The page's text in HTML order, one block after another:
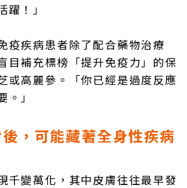
躍！」
疫疾病患者除了配合藥物治療
目補充標榜「提升免疫力」的保
或高麗參。「你已經是過度反應
」
，可能藏著全身性疾病
千變萬化，其中皮膚往往最早發